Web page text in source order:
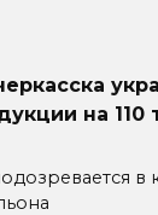
на 110
в